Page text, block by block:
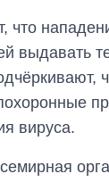
что
выдавать
вируса.